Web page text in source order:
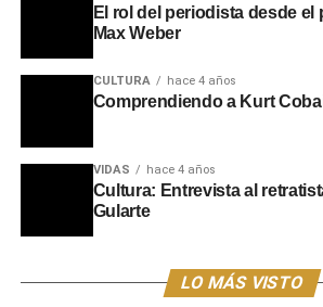
El rol del periodista desde el
Max Weber
CULTURA hace 4 años
Comprendiendo a Kurt
VIDAS hace 4 años
Cultura: Entrevista al
Gularte
LO MÁS VISTO